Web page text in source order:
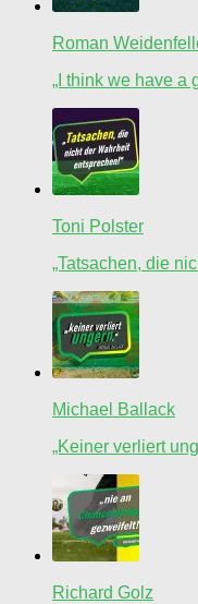
Roman
„I think we have a
Toni Polster
„Tatsachen, die
Michael Ballack
„Keiner verliert
Richard Golz